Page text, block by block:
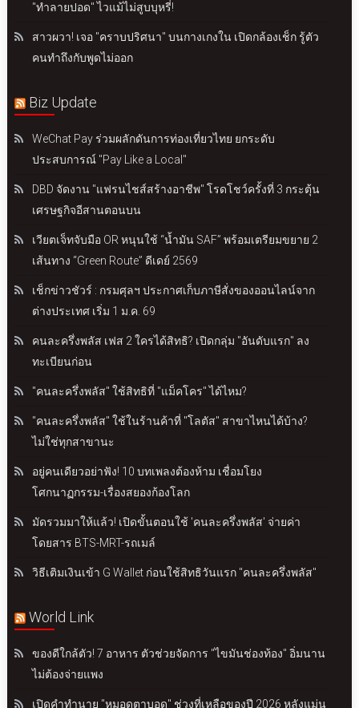
"ทำลายปอด" ไวแม้ไม่สูบบุหรี่!
สาวผวา! เจอ "คราบปริศนา" บนกางเกงใน เปิดกล้องเช็ก รู้ตัว
คนทำถึงกับพูดไม่ออก
Biz Update
WeChat Pay ร่วมผลักดันการท่องเที่ยวไทย ยกระดับ
ประสบการณ์ "Pay Like a Local"
DBD จัดงาน "แฟรนไชส์สร้างอาชีพ" โรดโชว์ครั้งที่ 3 กระตุ้น
เศรษฐกิจอีสานตอนบน
เวียตเจ็ทจับมือ OR หนุนใช้ “น้ำมัน SAF” พร้อมเตรียมขยาย 2
เส้นทาง “Green Route” ดีเดย์ 2569
เช็กข่าวชัวร์ : กรมศุลฯ ประกาศเก็บภาษีสั่งของออนไลน์จาก
ต่างประเทศ เริ่ม 1 ม.ค. 69
คนละครึ่งพลัส เฟส 2 ใครได้สิทธิ? เปิดกลุ่ม "อันดับแรก" ลง
ทะเบียนก่อน
"คนละครึ่งพลัส" ใช้สิทธิที่ "แม็คโคร" ได้ไหม?
"คนละครึ่งพลัส" ใช้ในร้านค้าที่ "โลตัส" สาขาไหนได้บ้าง?
ไม่ใช่ทุกสาขานะ
อยู่คนเดียวอย่าฟัง! 10 บทเพลงต้องห้าม เชื่อมโยง
โศกนาฏกรรม-เรื่องสยองก้องโลก
มัดรวมมาให้แล้ว! เปิดขั้นตอนใช้ 'คนละครึ่งพลัส' จ่ายค่า
โดยสาร BTS-MRT-รถเมล์
วิธีเติมเงินเข้า G Wallet ก่อนใช้สิทธิวันแรก "คนละครึ่งพลัส"
World Link
ของดีใกล้ตัว! 7 อาหาร ตัวช่วยจัดการ "ไขมันช่องท้อง" อิ่มนาน
ไม่ต้องจ่ายแพง
เปิดคำทำนาย "หมอดูตาบอด" ช่วงที่เหลือของปี 2026 หลังแม่น